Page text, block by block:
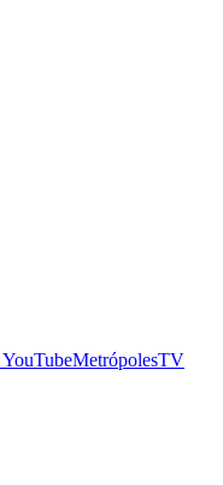
YouTubeMetrópolesTV